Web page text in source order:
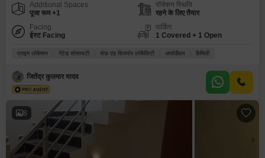
Additional Spaces
पूजा रूम +1
पॉसेशन स्थिति
रहने के लिए तैयार
Facing
ईस्ट Facing
पार्किंग
1 Covered + 1 Open
प्राइम लोकेशन गेटेड सोसायटी सेफ़ एंड सिक्योर लोकैलिटी अफोर्डेबल फ़ैमिली
जितेंद्र कुलमार यादव
8